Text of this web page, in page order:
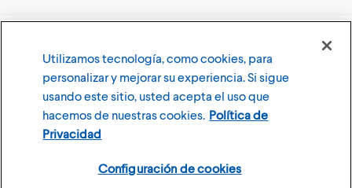
Terms of Use Privacy Policy
Utilizamos tecnología, como cookies, para
personalizar y mejorar su experiencia. Si sigue
usando este sitio, usted acepta el uso que
hacemos de nuestras cookies. Política de
Privacidad
Configuración de cookies